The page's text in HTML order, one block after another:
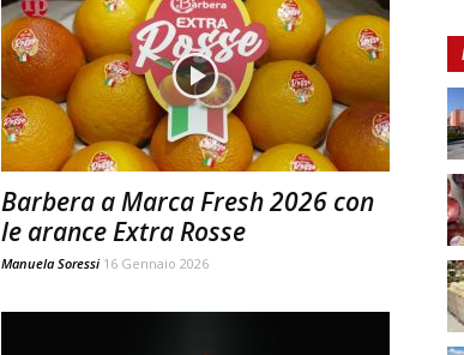
Barbera a Marca Fresh 2026 con
le arance Extra Rosse
Manuela Soressi 16 Gennaio 2026